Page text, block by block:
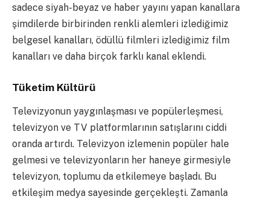
sadece siyah-beyaz ve haber yayını yapan kanallara
şimdilerde birbirinden renkli alemleri izlediğimiz
belgesel kanalları, ödüllü filmleri izlediğimiz film
kanalları ve daha birçok farklı kanal eklendi.
Tüketim Kültürü
Televizyonun yaygınlaşması ve popülerleşmesi,
televizyon ve TV platformlarının satışlarını ciddi
oranda artırdı. Televizyon izlemenin popüler hale
gelmesi ve televizyonların her haneye girmesiyle
televizyon, toplumu da etkilemeye başladı. Bu
etkileşim medya sayesinde gerçekleşti. Zamanla